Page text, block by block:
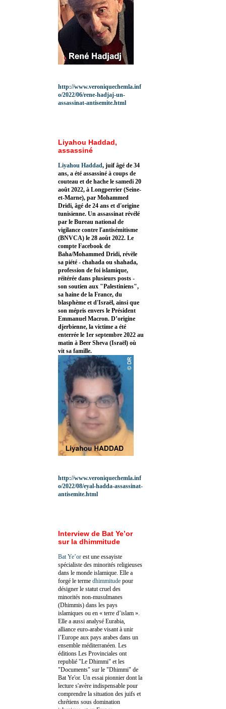
http://www.veroniquechemla.inf
o/2022/06/rene-hadjaj-un-
assassinat-antisemite.html
Liyahou Haddad,
assassiné
Liyahou Haddad, juif âgé de 34
ans, a été assassiné à coups de
couteau et de hache le samedi 20
août 2022, à Longperrier (Seine-
et-Marne), par Mohammed
Dridi, âgé de 24 ans et d'origine
tunisienne. Un assassinat révélé
par le Bureau national de
vigilance contre l'antisémitisme
(BNVCA) le 28 août 2022. Le
compte Facebook de
Baha/Mohammed Dridi, révèle
sa piété - chahada ou shahada,
profession de foi islamique,
réitérée dans plusieurs posts -
son soutien aux "Palestiniens",
sa haine de la France, du
blasphème et d'Israël, ainsi que
son mépris envers le Président
Emmanuel Macron. D’origine
djerbienne, la victime a été
enterrée le 1er septembre 2022 au
matin à Beer Sheva (Israël) où
vit sa famille.
http://www.veroniquechemla.inf
o/2022/08/eyal-hadda-assassinat-
antisemite.html
Interview de Bat Ye’or
sur la dhimmitude
Bat Ye’or est une essayiste
spécialiste des minorités religieuses
dans le monde islamique. Elle a
forgé le terme dhimmitude pour
désigner le statut cruel des
minorités non-musulmanes
(Dhimmis) dans les pays
islamiques ou en « terre d’islam ».
Elle a aussi analysé Eurabia,
alliance euro-arabe visant à unir
l’Europe aux pays arabes dans un
ensemble méditerranéen. Les
éditions Les Provinciales ont
republié "Le Dhimmi" et les
"Documents" sur le "Dhimmi" de
Bat Ye'or. Un essai pionnier dont la
lecture s'avère indispensable pour
comprendre la situation des juifs et
chrétiens sous domination